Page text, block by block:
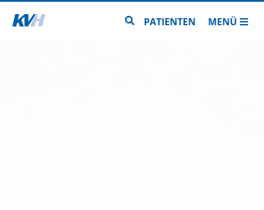
Zur Startseite Zur Seitensuche
PATIENTEN MENÜ